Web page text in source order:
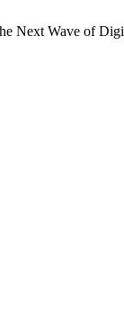
Next Wave of